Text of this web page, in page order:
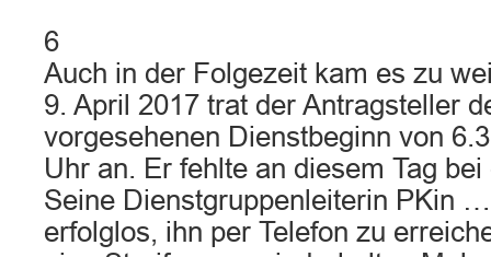
6
Auch in der Folgezeit kam es zu
9. April 2017 trat der Antragsteller
vorgesehenen Dienstbeginn von
Uhr an. Er fehlte an diesem Tag
Seine Dienstgruppenleiterin PKin
erfolglos, ihn per Telefon zu